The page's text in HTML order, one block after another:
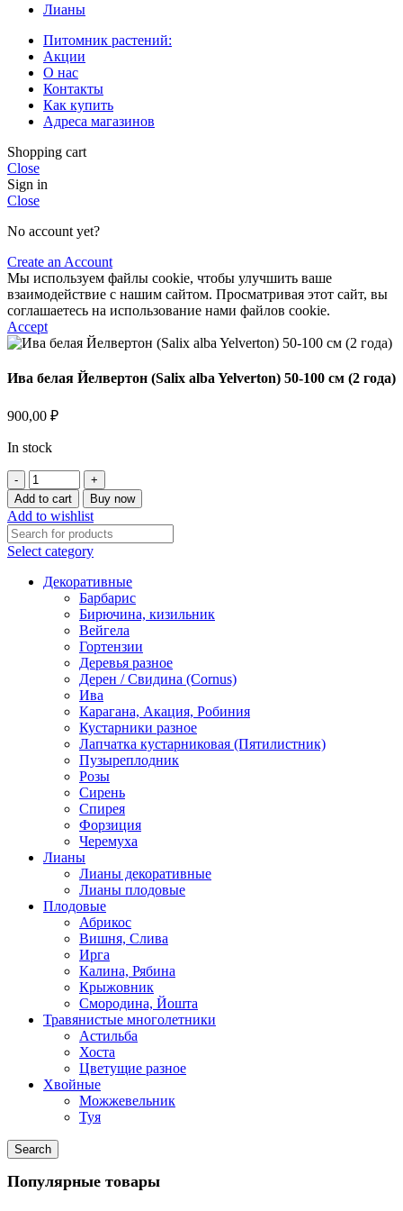
Лианы
Питомник растений:
Акции
О нас
Контакты
Как купить
Адреса магазинов
Shopping cart
Close
Sign in
Close
No account yet?
Create an Account
Мы используем файлы cookie, чтобы улучшить ваше
взаимодействие с нашим сайтом. Просматривая этот сайт, вы
соглашаетесь на использование нами файлов cookie.
Accept
Ива белая Йелвертон (Salix alba Yelverton) 50-100 см (2 года)
900,00 ₽
In stock
Ива
белая
Йелвертон
(Salix
alba
Yelverton)
50-
100
quantity
Add to cart Buy now
Add to wishlist
Select category
Декоративные
Барбарис
Бирючина, кизильник
Вейгела
Гортензии
Деревья разное
Дерен / Свидина (Cornus)
Ива
Карагана, Акация, Робиния
Кустарники разное
Лапчатка кустарниковая (Пятилистник)
Пузыреплодник
Розы
Сирень
Спирея
Форзиция
Черемуха
Лианы
Лианы декоративные
Лианы плодовые
Плодовые
Абрикос
Вишня, Слива
Ирга
Калина, Рябина
Крыжовник
Смородина, Йошта
Травянистые многолетники
Астильба
Хоста
Цветущие разное
Хвойные
Можжевельник
Туя
Search
Популярные товары